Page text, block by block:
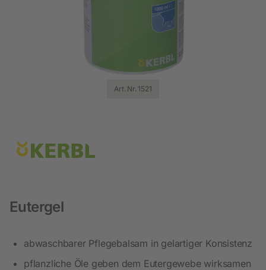
Art. Nr. 1521
Eutergel
abwaschbarer Pflegebalsam in gelartiger Konsistenz
pflanzliche Öle geben dem Eutergewebe wirksamen